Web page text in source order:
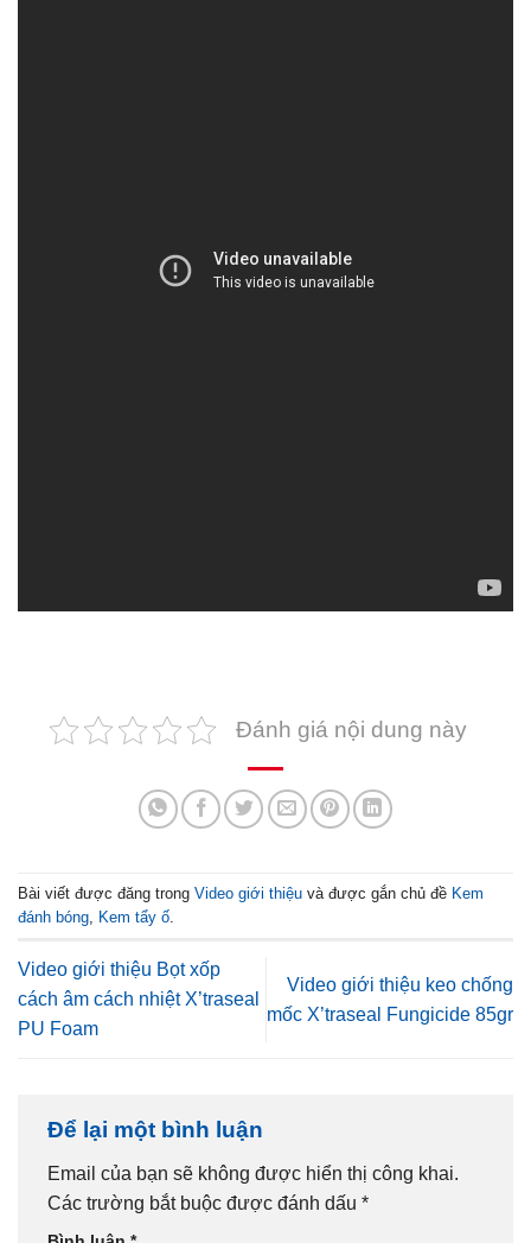
Đánh giá nội dung này
Bài viết được đăng trong Video giới thiệu và được gắn chủ đề Kem
đánh bóng Kem tẩy ố
Video giới thiệu Bọt xốp
cách âm cách nhiệt X’traseal
PU Foam
Video giới thiệu keo chống
mốc X’traseal Fungicide 85gr
Để lại một bình luận
Email của bạn sẽ không được hiển thị công khai.
Các trường bắt buộc được đánh dấu *